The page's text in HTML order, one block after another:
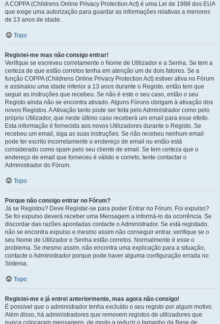
A COPPA (Childrens Online Privacy Protection Act) é uma Lei de 1998 dos EUA
que exige uma autorização para guardar as informações relativas a menores
de 13 anos de idade.
Topo
Registei-me mas não consigo entrar!
Verifique se escreveu corretamente o Nome de Utilizador e a Senha. Se tem a
certeza de que estão corretos tenha em atenção um de dois fatores. Se a
função COPPA (Childrens Online Privacy Protection Act) estiver ativa no Fórum
e assinalou uma idade inferior a 13 anos durante o Registo, então tem que
seguir as instruções que recebeu. Se não é este o seu caso, então o seu
Registo ainda não se encontra ativado. Alguns Fóruns obrigam à ativação dos
novos Registos. A Ativação tanto pode ser feita pelo Administrador como pelo
próprio Utilizador, que neste último caso receberá um email para esse efeito.
Esta informação é fornecida aos novos Utilizadores durante o Registo. Se
recebeu um email, siga as suas instruções. Se não recebeu nenhum email
pode ter escrito incorretamente o endereço de email ou então está
considerado como spam pelo seu cliente de email. Se tem certeza que o
endereço de email que forneceu é válido e correto, tente contactar o
Administrador do Fórum.
Topo
Porque não consigo entrar no Fórum?
Já se Registou? Deve Registar-se para poder Entrar no Fórum. Foi expulso?
Se foi expulso deverá receber uma Mensagem a informá-lo da ocorrência. Se
discordar das razões apontadas contacte o Administrador. Se está registado,
não se encontra expulso e mesmo assim não conseguir entrar, verifique se o
seu Nome de Utilizador e Senha estão corretos. Normalmente é esse o
problema. Se mesmo assim, não encontra uma explicação para a situação,
contacte o Administrador porque pode haver alguma configuração errada no
Sistema.
Topo
Registei-me e já entrei anteriormente, mas agora não consigo!
É possível que o administrador tenha excluído o seu registo por algum motivo.
Além disso, há administradores que removem registos de utilizadores que
nunca colocaram mensagens, de modo a reduzir o tamanho da Base de